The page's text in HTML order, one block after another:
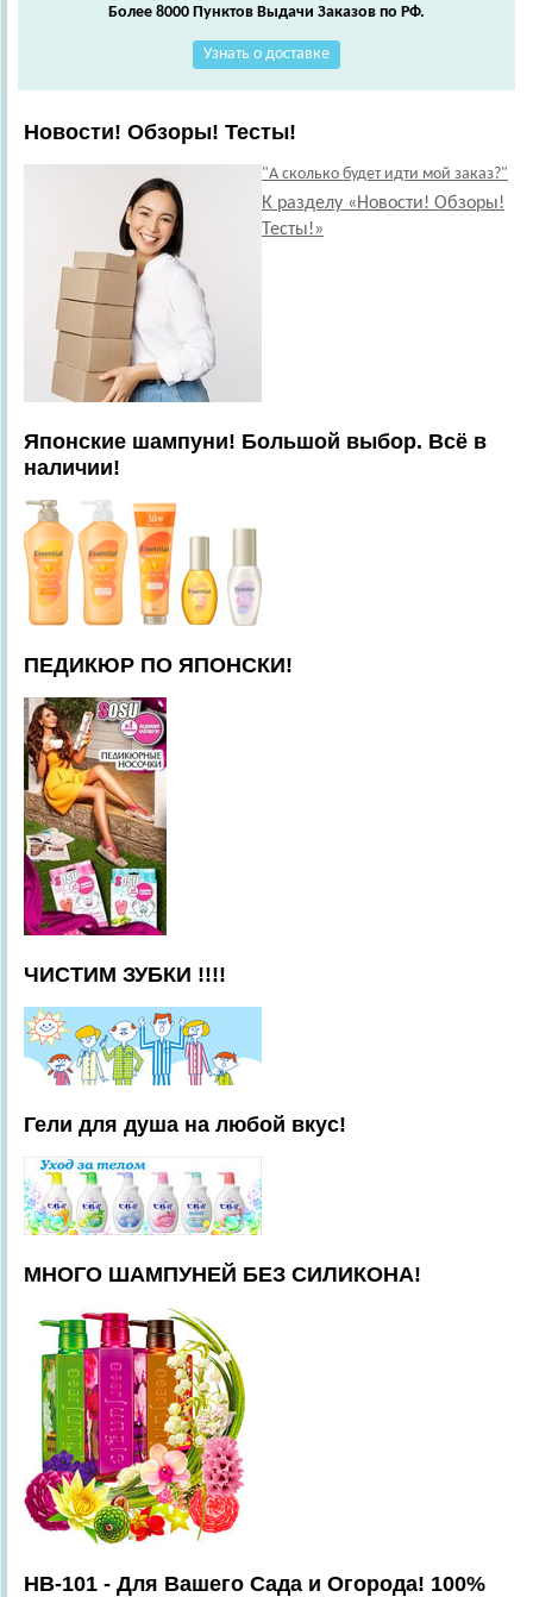
Более 8000 Пунктов Выдачи Заказов по РФ.
Узнать о доставке
Новости! Обзоры! Тесты!
"А сколько будет идти мой заказ?"
К разделу «Новости! Обзоры!
Тесты!»
Японские шампуни! Большой выбор. Всё в
наличии!
ПЕДИКЮР ПО ЯПОНСКИ!
ЧИСТИМ ЗУБКИ !!!!
Гели для душа на любой вкус!
МНОГО ШАМПУНЕЙ БЕЗ СИЛИКОНА!
HB-101 - Для Вашего Сада и Огорода! 100%